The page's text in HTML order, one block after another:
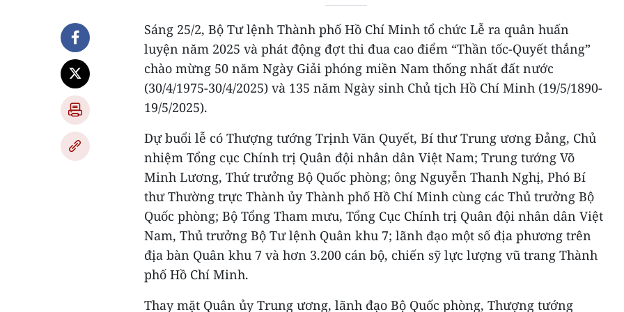
Sáng 25/2, Bộ Tư lệnh Thành phố Hồ Chí Minh tổ chức Lễ ra quân huấn
luyện năm 2025 và phát động đợt thi đua cao điểm “Thần tốc-Quyết thắng”
chào mừng 50 năm Ngày Giải phóng miền Nam thống nhất đất nước
(30/4/1975-30/4/2025) và 135 năm Ngày sinh Chủ tịch Hồ Chí Minh (19/5/1890-
19/5/2025).
Dự buổi lễ có Thượng tướng Trịnh Văn Quyết, Bí thư Trung ương Đảng, Chủ
nhiệm Tổng cục Chính trị Quân đội nhân dân Việt Nam; Trung tướng Võ
Minh Lương, Thứ trưởng Bộ Quốc phòng; ông Nguyễn Thanh Nghị, Phó Bí
thư Thường trực Thành ủy Thành phố Hồ Chí Minh cùng các Thủ trưởng Bộ
Quốc phòng; Bộ Tổng Tham mưu, Tổng Cục Chính trị Quân đội nhân dân Việt
Nam, Thủ trưởng Bộ Tư lệnh Quân khu 7; lãnh đạo một số địa phương trên
địa bàn Quân khu 7 và hơn 3.200 cán bộ, chiến sỹ lực lượng vũ trang Thành
phố Hồ Chí Minh.
Thay mặt Quân ủy Trung ương, lãnh đạo Bộ Quốc phòng, Thượng tướng